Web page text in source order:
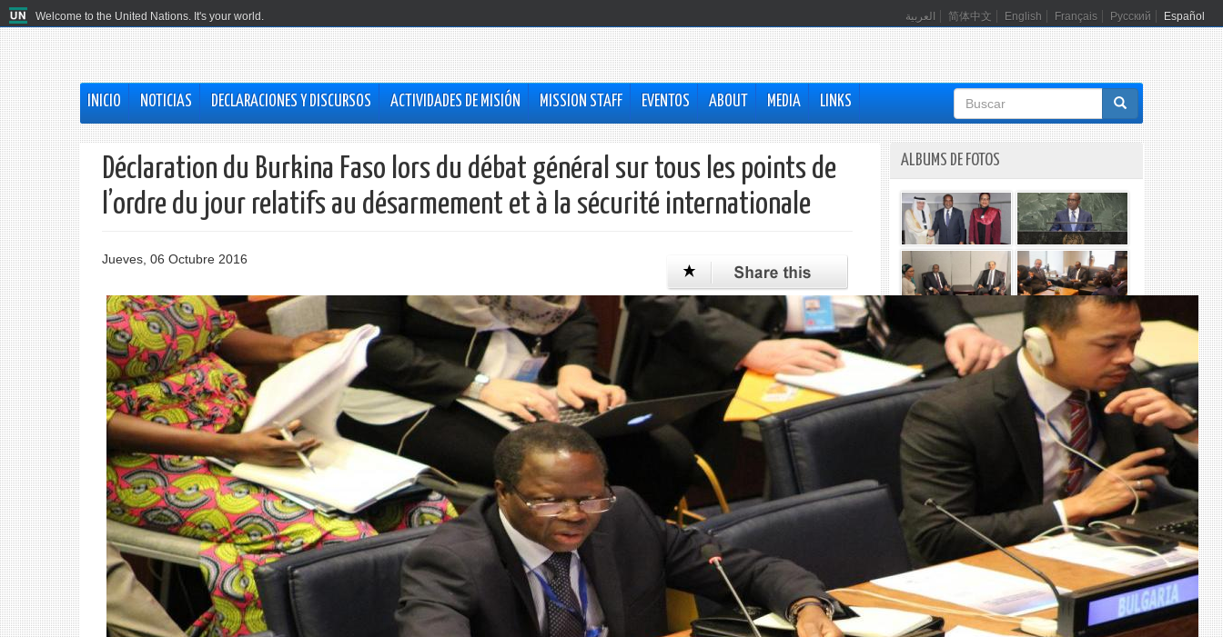
Welcome to the United Nations. It's your world. العربية 简体中文 English Français Русский Español
INICIO NOTICIAS DECLARACIONES Y DISCURSOS ACTIVIDADES DE MISIÓN MISSION STAFF EVENTOS ABOUT MEDIA LINKS
Formulario
de
búsqueda
Déclaration du Burkina Faso lors du débat général sur tous les points de
l’ordre du jour relatifs au désarmement et à la sécurité internationale
Jueves, 06 Octubre 2016
ALBUMS DE FOTOS